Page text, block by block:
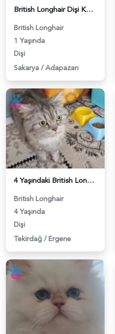
British Longhair Dişi Kedim Eş Arıyor - 118984383
British Longhair
1 Yaşında
Dişi
Sakarya / Adapazarı
4 Yaşındaki British Longhair Kedim Eş Arıyor - 118984350
British Longhair
4 Yaşında
Dişi
Tekirdağ / Ergene